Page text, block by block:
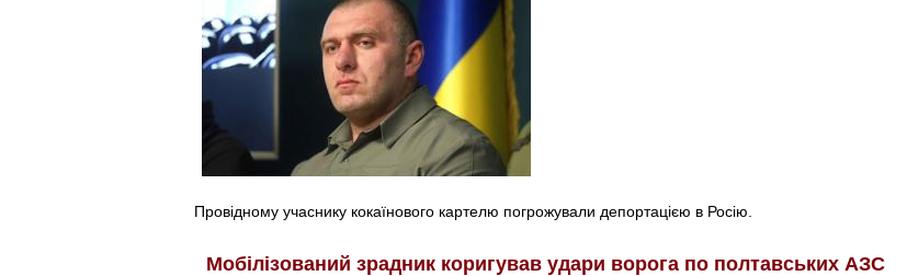
Провідному учаснику кокаїнового картелю погрожували депортацією в Росію.
Мобілізований зрадник коригував удари ворога по полтавських АЗС